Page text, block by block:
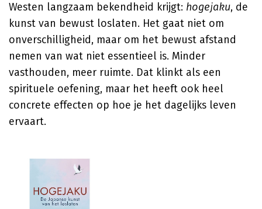
Westen langzaam bekendheid krijgt: hogejaku, de
kunst van bewust loslaten. Het gaat niet om
onverschilligheid, maar om het bewust afstand
nemen van wat niet essentieel is. Minder
vasthouden, meer ruimte. Dat klinkt als een
spirituele oefening, maar het heeft ook heel
concrete effecten op hoe je het dagelijks leven
ervaart.